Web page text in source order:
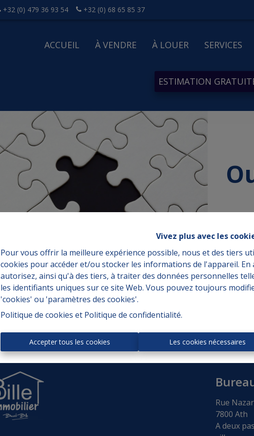
Vivez plus avec les
Pour vous offrir la meilleure expérience possible, nous et des tiers
cookies pour accéder et/ou stocker les informations de l'appareil.
autorisez, ainsi qu'à des tiers, à traiter des données personnelles
les identifiants uniques sur ce site Web. Vous pouvez toujours
'cookies' ou 'paramètres des cookies'.
Politique de cookies et Politique de confidentialité.
Accepter tous les cookies Les cookies nécessaires
+32 (0) 479 36 93 54 +32 (0) 68 65 85 37
ACCUEIL À VENDRE À LOUER SERVICES
ESTIMATION
Rue
7800 Ath
A deux